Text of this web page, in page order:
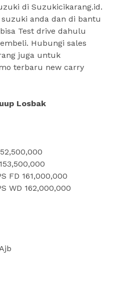
di Suzukicikarang.id.
anda dan di bantu
Test drive dahulu
Hubungi sales
juga untuk
terbaru new carry
Losbak
FD 161,000,000
WD 162,000,000